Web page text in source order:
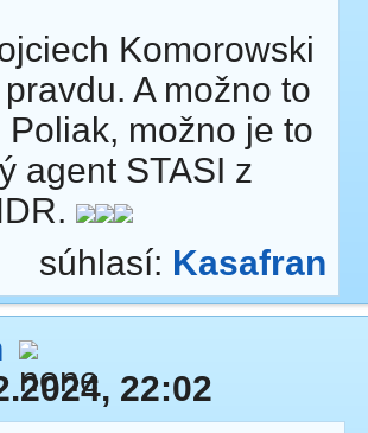
Komorowski
A možno to
Poliak, možno je to
agent STASI z
súhlasí: Kasafran
22:02